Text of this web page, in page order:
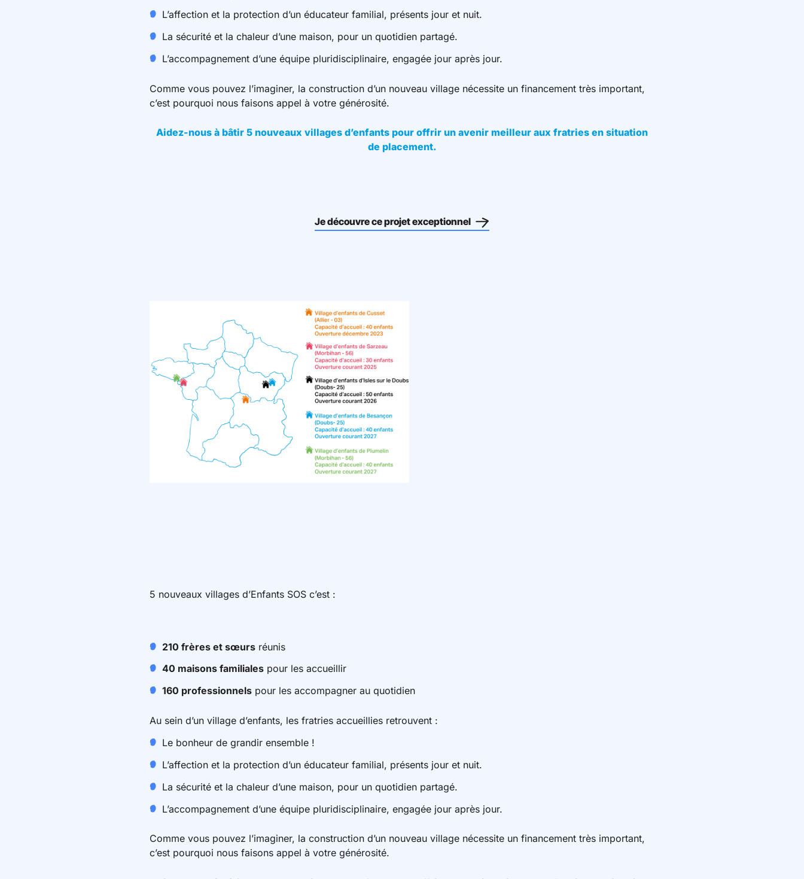
L’affection et la protection d’un éducateur familial, présents jour et nuit.
La sécurité et la chaleur d’une maison, pour un quotidien partagé.
L’accompagnement d’une équipe pluridisciplinaire, engagée jour après jour.
Comme vous pouvez l’imaginer, la construction d’un nouveau village nécessite un financement très important,
c’est pourquoi nous faisons appel à votre générosité.
Aidez-nous à bâtir 5 nouveaux villages d’enfants pour offrir un avenir meilleur aux fratries en situation
de placement.
Je découvre ce projet exceptionnel
5 nouveaux villages d’Enfants SOS c’est :
210 frères et sœurs réunis
40 maisons familiales pour les accueillir
160 professionnels pour les accompagner au quotidien
Au sein d’un village d’enfants, les fratries accueillies retrouvent :
Le bonheur de grandir ensemble !
L’affection et la protection d’un éducateur familial, présents jour et nuit.
La sécurité et la chaleur d’une maison, pour un quotidien partagé.
L’accompagnement d’une équipe pluridisciplinaire, engagée jour après jour.
Comme vous pouvez l’imaginer, la construction d’un nouveau village nécessite un financement très important,
c’est pourquoi nous faisons appel à votre générosité.